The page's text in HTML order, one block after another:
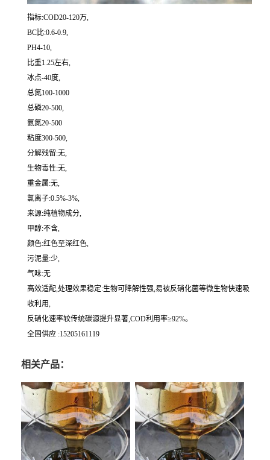
指标:COD20-120万,
BC比:0.6-0.9,
PH4-10,
比重1.25左右,
冰点-40度,
总氮100-1000
总磷20-500,
氨氮20-500
粘度300-500,
分解残留:无,
生物毒性:无,
重金属:无,
氯离子:0.5%-3%,
来源:纯植物成分,
甲醇:不含,
颜色:红色至深红色,
污泥量:少,
气味:无
高效适配,处理效果稳定:生物可降解性强,易被反硝化菌等微生物快速吸
收利用,
反硝化速率较传统碳源提升显著,COD利用率≥92%。
全国供应 :15205161119
相关产品：